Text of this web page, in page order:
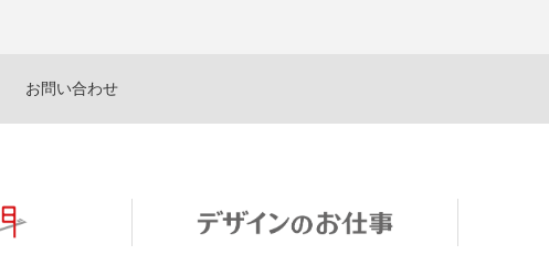
お問い合わせ